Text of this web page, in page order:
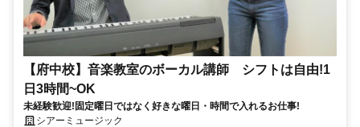
【府中校】音楽教室のボーカル講師 シフトは自由!1
日3時間~OK
未経験歓迎!固定曜日ではなく好きな曜日・時間で入れるお仕事!
シアーミュージック